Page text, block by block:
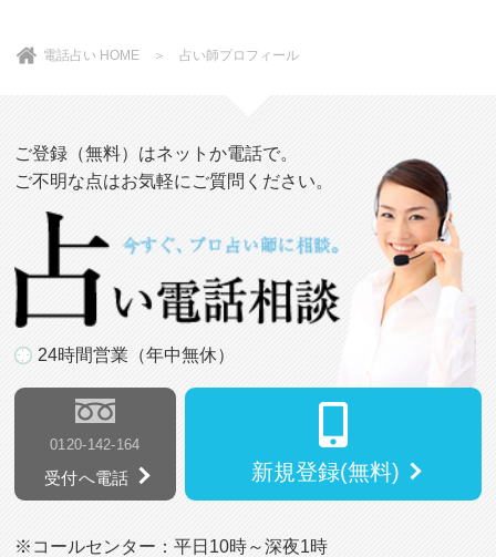
電話占い HOME ＞ 占い師プロフィール
ご登録（無料）はネットか電話で。
ご不明な点はお気軽にご質問ください。
24時間営業（年中無休）
0120-142-164
受付へ電話 新規登録(無料)
※コールセンター：平日10時～深夜1時